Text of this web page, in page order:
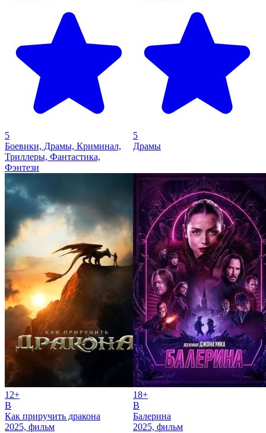
5
Боевики, Драмы, Криминал,
Триллеры, Фантастика,
Фэнтези
5
Драмы
12+
B
Как приручить дракона
2025, фильм
18+
B
Балерина
2025, фильм